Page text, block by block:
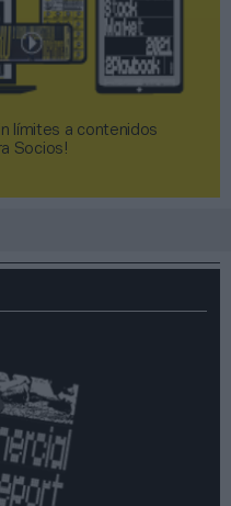
límites a contenidos
Socios!​​​​​​​